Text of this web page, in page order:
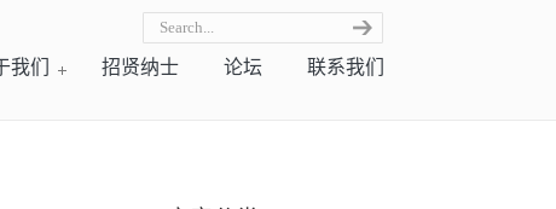
我们 招贤纳士 论坛 联系我们